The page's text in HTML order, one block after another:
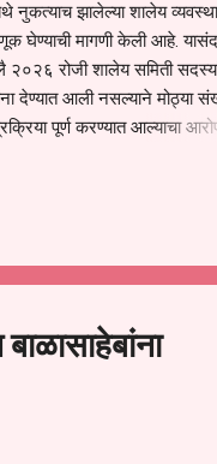
नुकत्याच झालेल्या शालेय
घेण्याची मागणी केली आहे.
रोजी शालेय समिती
देण्यात आली नसल्याने मोठ्या
पूर्ण करण्यात आल्याचा
शिक्षण अधिकारी
काय निर्णय घेते, याकडे